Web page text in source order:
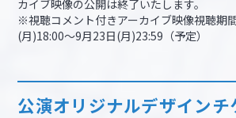
カイブ映像の公開は終了いたします。
※視聴コメント付きアーカイブ映像視聴期
(月)18:00～9月23日(月)23:59（予定）
公演オリジナルデザインチ